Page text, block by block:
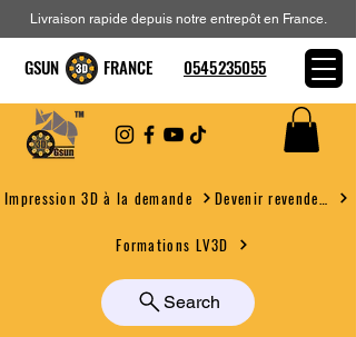
Impression 3D à la demande
Formations LV3D
Search
Livraison rapide depuis notre entrepôt en France.
GSUN FRANCE 0545235055